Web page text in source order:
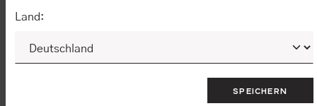
Land:
SPEICHERN